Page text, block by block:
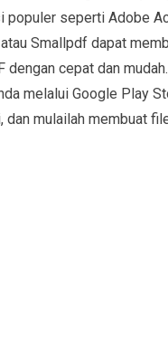
populer seperti Adobe
Smallpdf dapat
dengan cepat dan
melalui Google Play
dan mulailah membuat